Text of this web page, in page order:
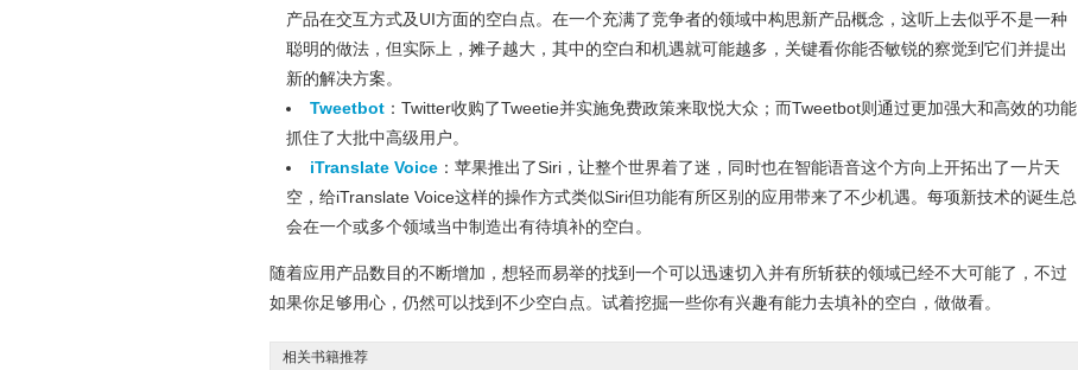
产品在交互方式及UI方面的空白点。在一个充满了竞争者的领域中构思新产品概念，这听上去似乎不是一种
聪明的做法，但实际上，摊子越大，其中的空白和机遇就可能越多，关键看你能否敏锐的察觉到它们并提出
新的解决方案。
Tweetbot：Twitter收购了Tweetie并实施免费政策来取悦大众；而Tweetbot则通过更加强大和高效的功能
抓住了大批中高级用户。
iTranslate Voice：苹果推出了Siri，让整个世界着了迷，同时也在智能语音这个方向上开拓出了一片天
空，给iTranslate Voice这样的操作方式类似Siri但功能有所区别的应用带来了不少机遇。每项新技术的诞生总
会在一个或多个领域当中制造出有待填补的空白。
随着应用产品数目的不断增加，想轻而易举的找到一个可以迅速切入并有所斩获的领域已经不大可能了，不过
如果你足够用心，仍然可以找到不少空白点。试着挖掘一些你有兴趣有能力去填补的空白，做做看。
相关书籍推荐